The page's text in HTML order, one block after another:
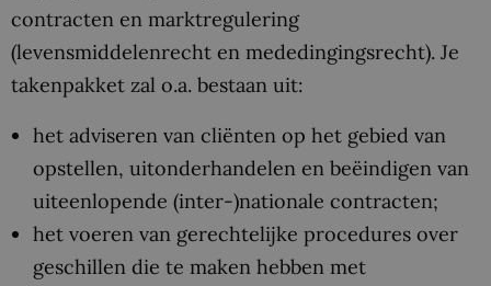
contracten en marktregulering
(levensmiddelenrecht en mededingingsrecht). Je
takenpakket zal o.a. bestaan uit:
het adviseren van cliënten op het gebied van
opstellen, uitonderhandelen en beëindigen van
uiteenlopende (inter-)nationale contracten;
het voeren van gerechtelijke procedures over
geschillen die te maken hebben met